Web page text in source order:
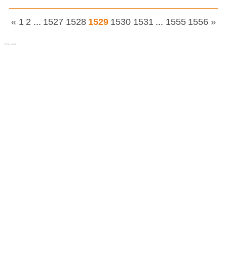
« 1 2 ... 1527 1528 1529 1530 1531 ... 1555 1556 »